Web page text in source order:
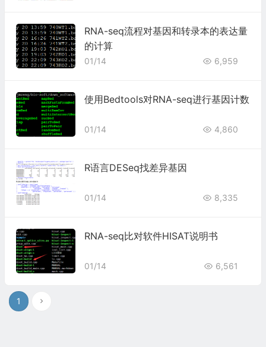
RNA-seq流程对基因和转录本的表达量
的计算
01/14 6,959
使用Bedtools对RNA-seq进行基因计数
01/14 4,860
R语言DESeq找差异基因
01/14 8,335
RNA-seq比对软件HISAT说明书
01/14 6,561
1